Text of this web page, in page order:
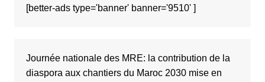
[better-ads type='banner' banner='9510' ]
Journée nationale des MRE: la contribution de la
diaspora aux chantiers du Maroc 2030 mise en